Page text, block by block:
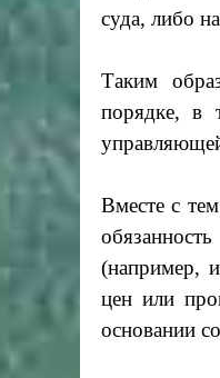
суда, либо
Таким
порядке, в
Вместе с
(например,
цен или
основании